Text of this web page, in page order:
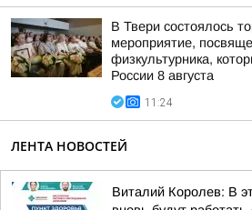
В Твери состоялось
мероприятие,
физкультурника,
России 8 августа
11:24
ЛЕНТА НОВОСТЕЙ
Виталий Королев: В